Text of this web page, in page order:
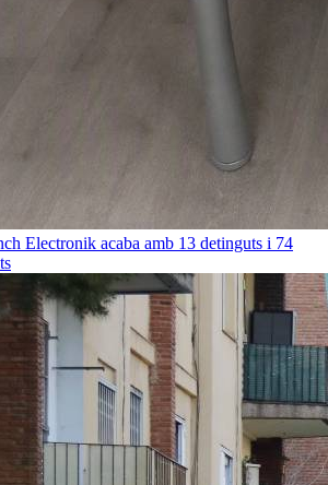
Electronik acaba amb 13 detinguts i 74